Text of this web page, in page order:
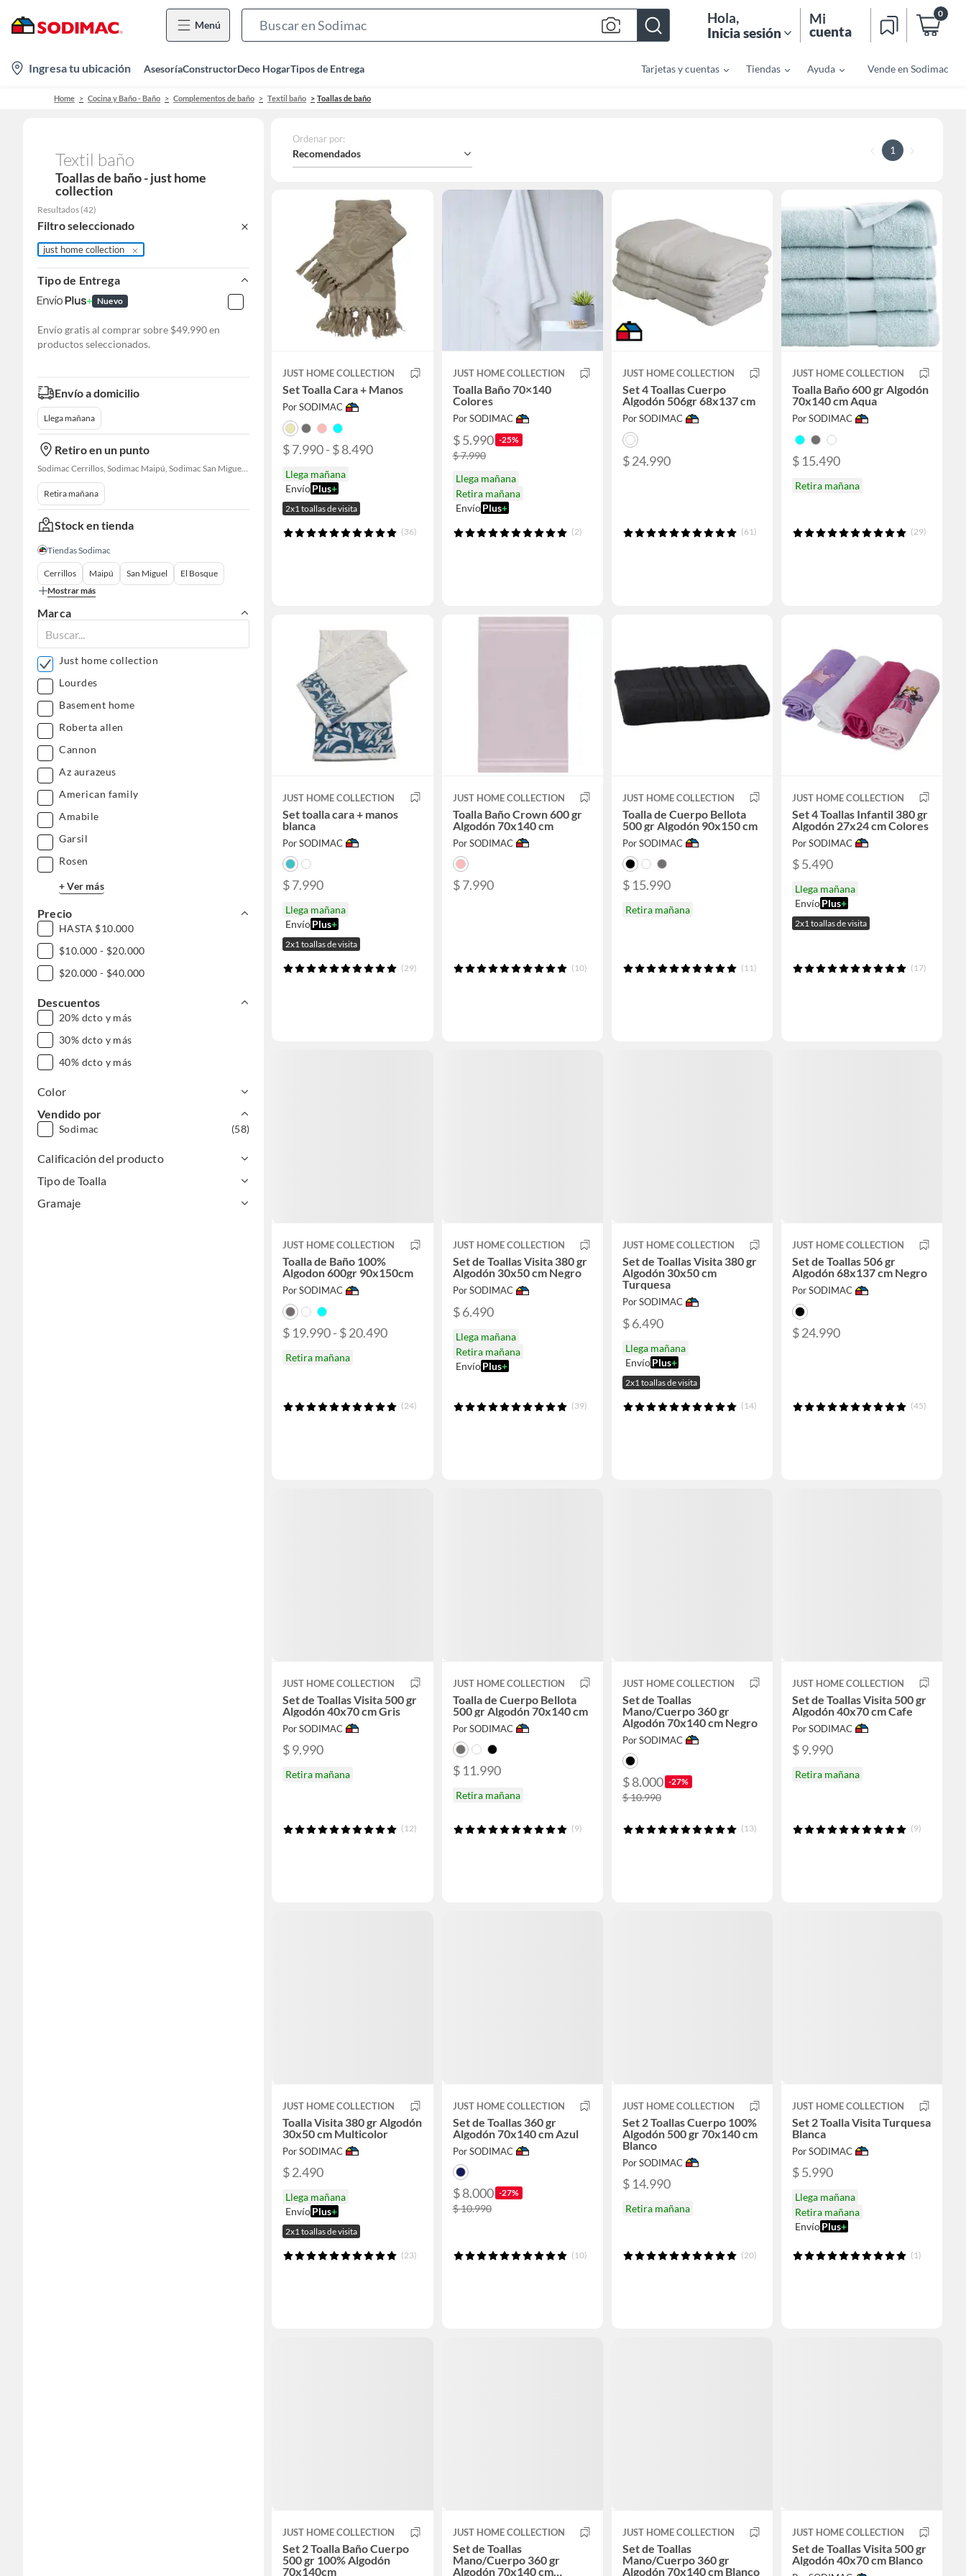
Menú
Bar
Hola,
Inicia sesión
Mi
cuenta
0
location-
icon
Ingresa tu ubicación AsesoríaConstructorDeco HogarTipos de Entrega Tarjetas y cuentas Tiendas Ayuda Vende en Sodimac
Home Cocina y Baño - Baño Complementos de baño Textil baño Toallas de baño
Textil baño
Toallas de baño - just home
collection
Resultados (42)
Filtro seleccionado
just home collection
Tipo de Entrega
Nuevo
Envío gratis al comprar sobre $49.990 en
productos seleccionados.
Envío a domicilio
Llega mañana
Retiro en un punto
Sodimac Cerrillos, Sodimac Maipú, Sodimac San Miguel, Sodimac El Bosque, Sodimac San Bernardo, Sodimac Talagante, Sodimac San Fernando
Retira mañana
Stock en tienda
Tiendas Sodimac
Cerrillos Maipú San Miguel
El Bosque
Mostrar más
Marca
Just home collection
Lourdes
Basement home
Roberta allen
Cannon
Az aurazeus
American family
Amabile
Garsil
Rosen
+ Ver más
Precio
HASTA $10.000
$10.000 - $20.000
$20.000 - $40.000
Descuentos
20% dcto y más
30% dcto y más
40% dcto y más
Color
Vendido por
Sodimac (58)
Calificación del producto
Tipo de Toalla
Gramaje
Ordenar por:
Recomendados 1
JUST HOME COLLECTION
Set Toalla Cara + Manos
Por SODIMAC
$ 7.990 - $ 8.490
Llega mañana
EnvíoPlus+
2x1 toallas de visita
(36)
JUST HOME COLLECTION
Toalla Baño 70×140
Colores
Por SODIMAC
$ 5.990 -25%
$ 7.990
Llega mañana
Retira mañana
Envío Plus+
(2)
JUST HOME COLLECTION
Set 4 Toallas Cuerpo
Algodón 506gr 68x137 cm
Por SODIMAC
$ 24.990
(61)
JUST HOME COLLECTION
Toalla Baño 600 gr Algodón
70x140 cm Aqua
Por SODIMAC
$ 15.490
Retira mañana
(29)
JUST HOME COLLECTION
Set toalla cara + manos
blanca
Por SODIMAC
$ 7.990
Llega mañana
EnvíoPlus+
2x1 toallas de visita
(29)
JUST HOME COLLECTION
Toalla Baño Crown 600 gr
Algodón 70x140 cm
Por SODIMAC
$ 7.990
(10)
JUST HOME COLLECTION
Toalla de Cuerpo Bellota
500 gr Algodón 90x150 cm
Por SODIMAC
$ 15.990
Retira mañana
(11)
JUST HOME COLLECTION
Set 4 Toallas Infantil 380 gr
Algodón 27x24 cm Colores
Por SODIMAC
$ 5.490
Llega mañana
EnvíoPlus+
2x1 toallas de visita
(17)
JUST HOME COLLECTION
Toalla de Baño 100%
Algodon 600gr 90x150cm
Por SODIMAC
$ 19.990 - $ 20.490
Retira mañana
(24)
JUST HOME COLLECTION
Set de Toallas Visita 380 gr
Algodón 30x50 cm Negro
Por SODIMAC
$ 6.490
Llega mañana
Retira mañana
Envío Plus+
(39)
JUST HOME COLLECTION
Set de Toallas Visita 380 gr
Algodón 30x50 cm
Turquesa
Por SODIMAC
$ 6.490
Llega mañana
EnvíoPlus+
2x1 toallas de visita
(14)
JUST HOME COLLECTION
Set de Toallas 506 gr
Algodón 68x137 cm Negro
Por SODIMAC
$ 24.990
(45)
JUST HOME COLLECTION
Set de Toallas Visita 500 gr
Algodón 40x70 cm Gris
Por SODIMAC
$ 9.990
Retira mañana
(12)
JUST HOME COLLECTION
Toalla de Cuerpo Bellota
500 gr Algodón 70x140 cm
Por SODIMAC
$ 11.990
Retira mañana
(9)
JUST HOME COLLECTION
Set de Toallas
Mano/Cuerpo 360 gr
Algodón 70x140 cm Negro
Por SODIMAC
$ 8.000 -27%
$ 10.990
(13)
JUST HOME COLLECTION
Set de Toallas Visita 500 gr
Algodón 40x70 cm Cafe
Por SODIMAC
$ 9.990
Retira mañana
(9)
JUST HOME COLLECTION
Toalla Visita 380 gr Algodón
30x50 cm Multicolor
Por SODIMAC
$ 2.490
Llega mañana
EnvíoPlus+
2x1 toallas de visita
(23)
JUST HOME COLLECTION
Set de Toallas 360 gr
Algodón 70x140 cm Azul
Por SODIMAC
$ 8.000 -27%
$ 10.990
(10)
JUST HOME COLLECTION
Set 2 Toallas Cuerpo 100%
Algodón 500 gr 70x140 cm
Blanco
Por SODIMAC
$ 14.990
Retira mañana
(20)
JUST HOME COLLECTION
Set 2 Toalla Visita Turquesa
Blanca
Por SODIMAC
$ 5.990
Llega mañana
Retira mañana
EnvíoPlus+
(1)
JUST HOME COLLECTION
Set 2 Toalla Baño Cuerpo
500 gr 100% Algodón
70x140cm
JUST HOME COLLECTION
Set de Toallas
Mano/Cuerpo 360 gr
Algodón 70x140 cm
JUST HOME COLLECTION
Set de Toallas
Mano/Cuerpo 360 gr
Algodón 70x140 cm Blanco
JUST HOME COLLECTION
Set de Toallas Visita 500 gr
Algodón 40x70 cm Blanco